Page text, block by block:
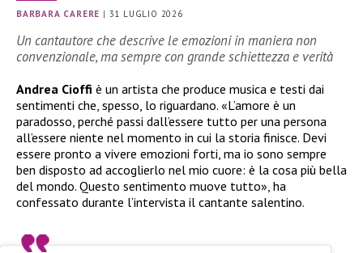
BARBARA CARERE | 31 LUGLIO 2026
Un cantautore che descrive le emozioni in maniera non
convenzionale, ma sempre con grande schiettezza e verità
Andrea Cioffi è un artista che produce musica e testi dai
sentimenti che, spesso, lo riguardano. «L’amore è un
paradosso, perché passi dall’essere tutto per una persona
all’essere niente nel momento in cui la storia finisce. Devi
essere pronto a vivere emozioni forti, ma io sono sempre
ben disposto ad accoglierlo nel mio cuore: è la cosa più bella
del mondo. Questo sentimento muove tutto», ha
confessato durante l’intervista il cantante salentino.